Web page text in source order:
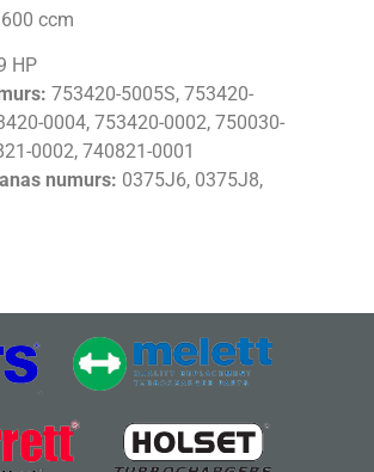
ccm
HP
753420-5005S, 753420-
0004, 753420-0002, 750030-
0002, 740821-0001
numurs: 0375J6, 0375J8,